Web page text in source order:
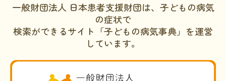
一般財団法人 日本患者支援財団は、子どもの病気
の症状で
検索ができるサイト「子どもの病気事典」を運営
しています。